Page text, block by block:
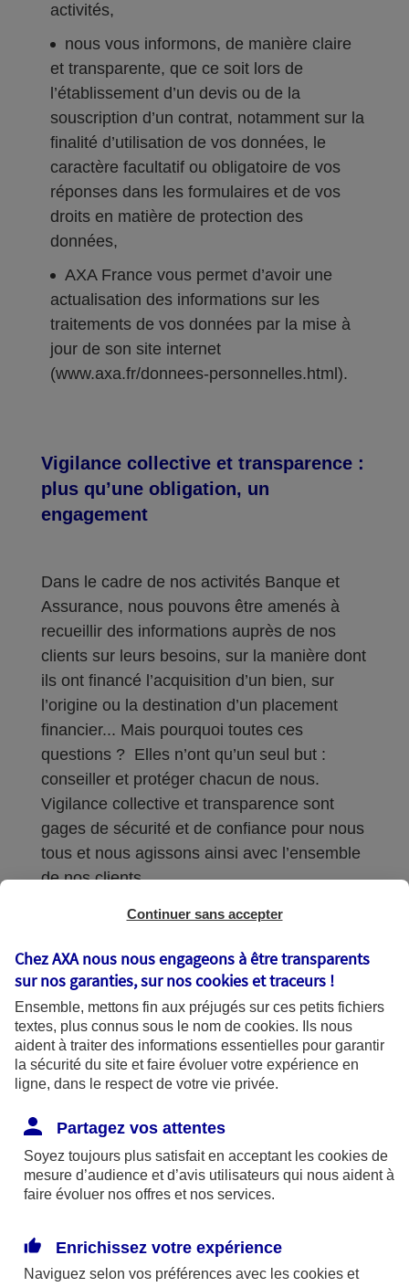
activités,
nous vous informons, de manière claire
et transparente, que ce soit lors de
l’établissement d’un devis ou de la
souscription d’un contrat, notamment sur la
finalité d’utilisation de vos données, le
caractère facultatif ou obligatoire de vos
réponses dans les formulaires et de vos
droits en matière de protection des
données,
AXA France vous permet d’avoir une
actualisation des informations sur les
traitements de vos données par la mise à
jour de son site internet
(www.axa.fr/donnees-personnelles.html).
Vigilance collective et transparence :
plus qu’une obligation, un
engagement
Dans le cadre de nos activités Banque et
Assurance, nous pouvons être amenés à
recueillir des informations auprès de nos
clients sur leurs besoins, sur la manière dont
ils ont financé l’acquisition d’un bien, sur
l’origine ou la destination d’un placement
financier... Mais pourquoi toutes ces
questions ? Elles n’ont qu’un seul but :
conseiller et protéger chacun de nous.
Vigilance collective et transparence sont
gages de sécurité et de confiance pour nous
tous et nous agissons ainsi avec l’ensemble
de nos clients.
L'utilisation de vos données
AXA France utilise vos données dans le
cadre de finalités se fondant sur les bases
Bases légales
Finalités
Continuer sans accepter
Chez AXA nous nous engageons à être transparents
sur nos garanties, sur noscookies et traceurs !
Ensemble, mettons fin aux préjugés sur ces petits fichiers
textes, plus connus sous le nom de cookies. Ils nous
aident à traiter des informations essentielles pour garantir
la sécurité du site et faire évoluer votre expérience en
ligne, dans le respect de votre vie privée.
Partagez vos attentes
Soyez toujours plus satisfait en acceptant les cookies de
mesure d’audience et d’avis utilisateurs qui nous aident à
faire évoluer nos offres et nos services.
Enrichissez votre expérience
Naviguez selon vos préférences avec les cookies et